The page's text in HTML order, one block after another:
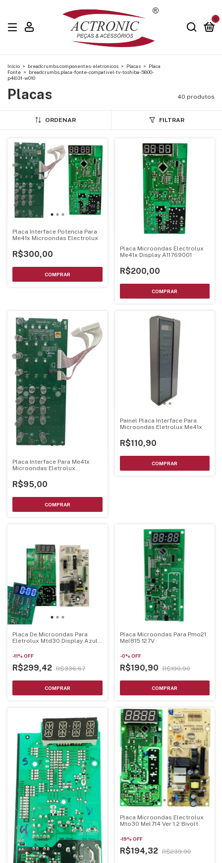
0
Início > breadcrumbs.componentes-eletronicos > Placas > Placa
Fonte > breadcrumbs.placa-fonte-compativel-tv-toshiba-5800-
p4l031-w010
Placas 40 produtos
ORDENAR FILTRAR
Placa Interface Potencia Para
Me41x Microondas Electrolux
R$300,00
Placa Microondas Electrolux
Me41x Display A11769001
R$200,00
Placa Interface Para Me41x
Microondas Eletrolux
R$95,00
Painel Placa Interface Para
Microondas Eletrolux Me41x
R$110,90
Placa De Microondas Para
Eletrolux Mtd30 Display Azul
-11% OFF
R$299,42 R$336,67
Placa Microondas Para Pmo21
Mel815 127V
-0% OFF
R$190,90 R$190,90
Placa Microondas Electrolux
Mto30 Mel714 Ver 1.2 Bivolt
-19% OFF
R$194,32 R$239,90